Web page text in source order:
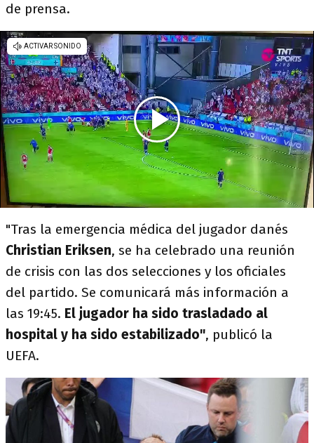
de prensa.
"Tras la emergencia médica del jugador danés
Christian Eriksen, se ha celebrado una reunión
de crisis con las dos selecciones y los oficiales
del partido. Se comunicará más información a
las 19:45. El jugador ha sido trasladado al
hospital y ha sido estabilizado", publicó la
UEFA.